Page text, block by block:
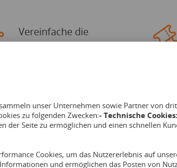
Vereinfache die
deines Geschäftes in einer
Biete
unser Unternehmen sowie Partner von
zu folgenden Zwecken:- Technische Cookies:
der Seite zu ermöglichen und einen schnellen
Cookies, um das Nutzererlebnis auf
und ermöglichen das Posten von